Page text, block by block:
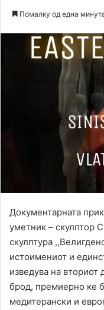
Помалку од една
Документарната
уметник – скулптор
скулптура
истоимениот и
изведува на
брод, премиерно ке
медитерански и